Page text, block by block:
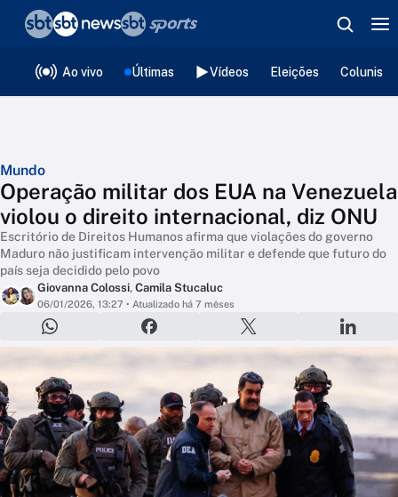
Ao vivo Últimas Vídeos Eleições
Mundo
Operação militar dos EUA na Venezuela
violou o direito internacional, diz ONU
Escritório de Direitos Humanos afirma que violações do governo
Maduro não justificam intervenção militar e defende que futuro do
país seja decidido pelo povo
Giovanna Colossi, Camila Stucaluc
06/01/2026, 13:27 • Atualizado há 7 mêses
❮voltar
Editorias